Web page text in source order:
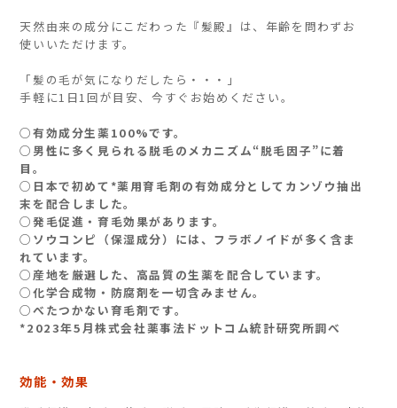
天然由来の成分にこだわった『髪殿』は、年齢を問わずお
使いいただけます。
「髪の毛が気になりだしたら・・・」
手軽に1日1回が目安、今すぐお始めください。
○有効成分生薬100%です。
○男性に多く見られる脱毛のメカニズム“脱毛因子”に着
目。
○日本で初めて*薬用育毛剤の有効成分としてカンゾウ抽出
末を配合しました。
○発毛促進・育毛効果があります。
○ソウコンピ（保湿成分）には、フラボノイドが多く含ま
れています。
○産地を厳選した、高品質の生薬を配合しています。
○化学合成物・防腐剤を一切含みません。
○べたつかない育毛剤です。
*2023年5月株式会社薬事法ドットコム統計研究所調べ
効能・効果